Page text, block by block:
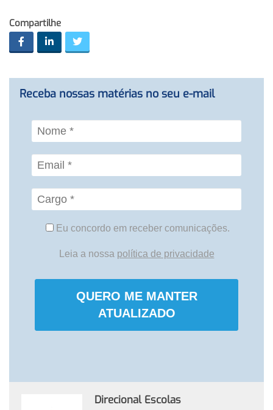
Compartilhe
Receba nossas matérias no seu e-mail
Eu concordo em receber comunicações.
Leia a nossa política de privacidade
QUERO ME MANTER
ATUALIZADO
Direcional Escolas